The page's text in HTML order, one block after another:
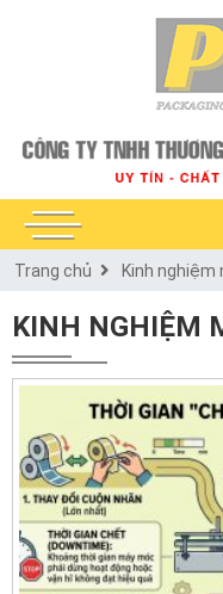
Trang chủ Kinh nghiệm
KINH NGHIỆM